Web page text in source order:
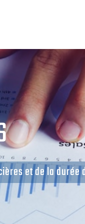
et de la durée